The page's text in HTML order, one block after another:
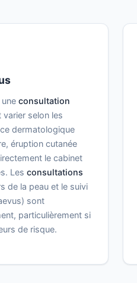
uneconsultation
varier selon les
dermatologique
éruption cutanée
le cabinet
Lesconsultations
de la peau et le suivi
sont
particulièrement si
de risque.